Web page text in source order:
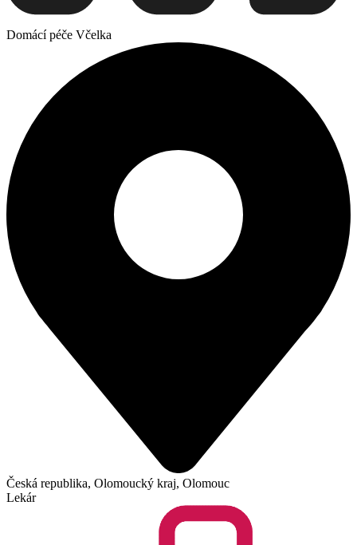
Domácí péče Včelka
Česká republika, Olomoucký kraj, Olomouc
Lekár